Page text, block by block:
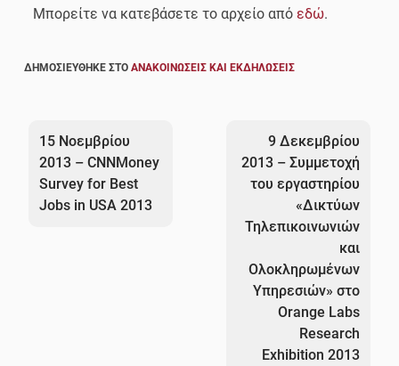
Μπορείτε να κατεβάσετε το αρχείο απόεδώ.
ΔΗΜΟΣΙΕΎΘΗΚΕ ΣΤΟΑΝΑΚΟΙΝΏΣΕΙΣ ΚΑΙ ΕΚΔΗΛΏΣΕΙΣ
άρθρων
15 Νοεμβρίου
2013 – CNNMoney
Survey for Best
Jobs in USA 2013
9 Δεκεμβρίου
2013 – Συμμετοχή
του εργαστηρίου
«Δικτύων
Τηλεπικοινωνιών
και
Ολοκληρωμένων
Υπηρεσιών» στο
Orange Labs
Research
Exhibition 2013